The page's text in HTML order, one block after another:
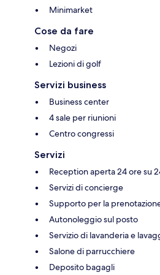
Minimarket
Cose da fare
Negozi
Lezioni di golf
Servizi business
Business center
4 sale per riunioni
Centro congressi
Servizi
Reception aperta 24 ore su
Servizi di concierge
Supporto per la
Autonoleggio sul posto
Servizio di lavanderia e
Salone di parrucchiere
Deposito bagagli